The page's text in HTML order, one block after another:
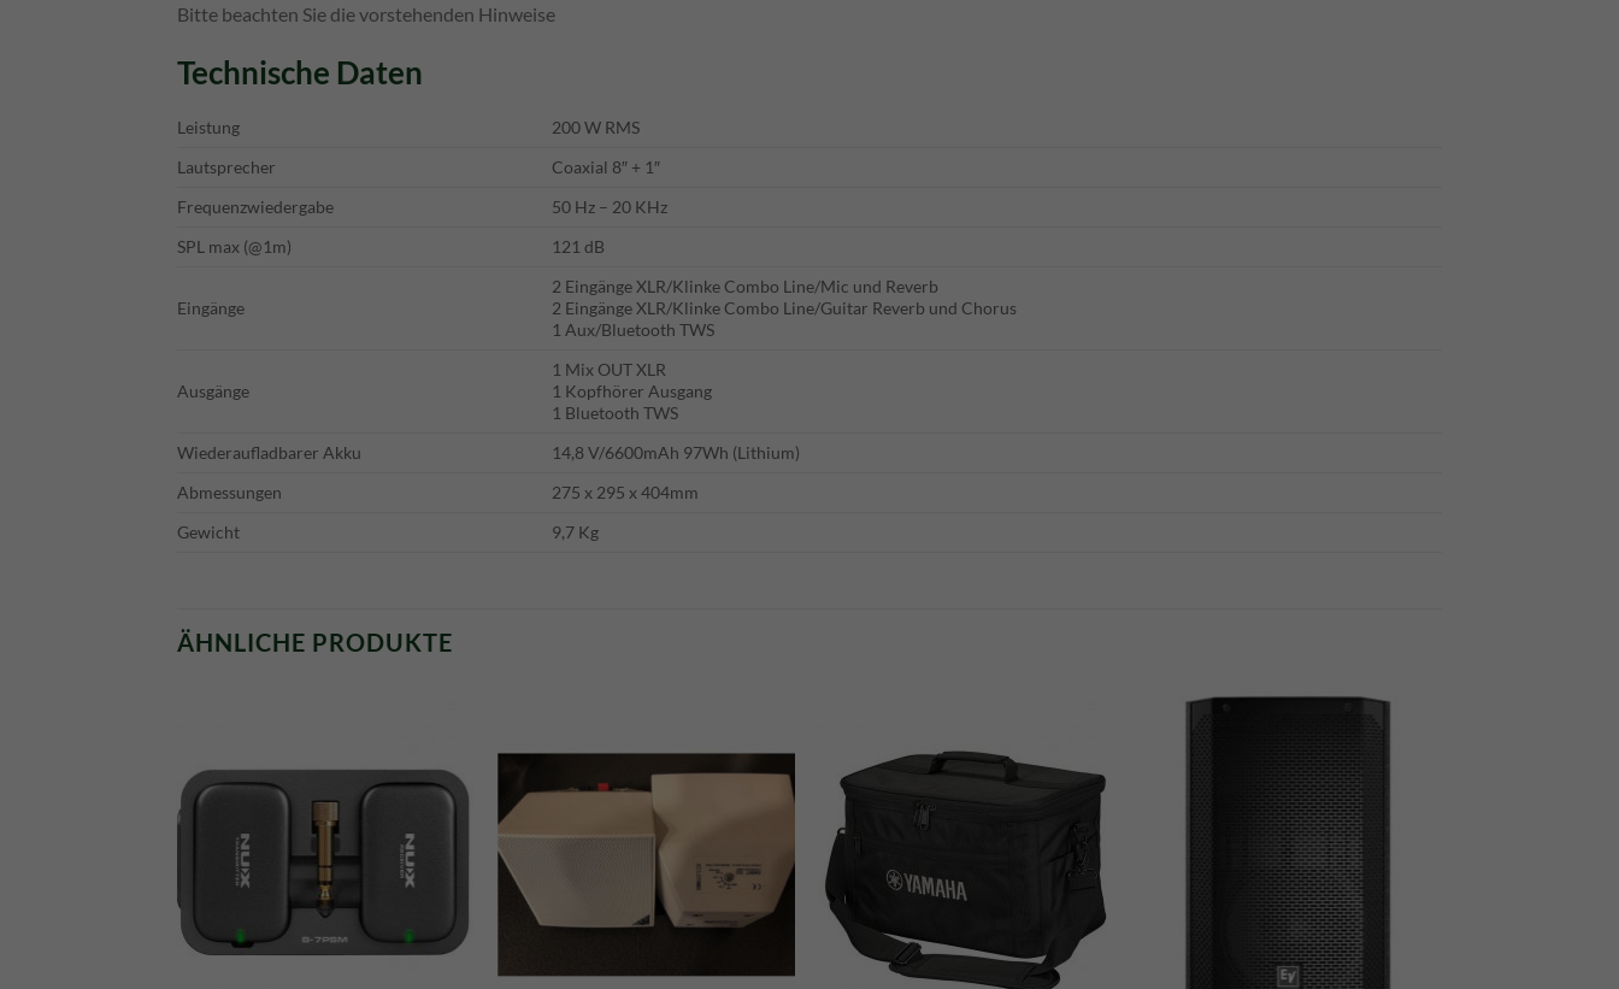
Bitte beachten Sie die vorstehenden Hinweise
Technische Daten
Leistung
200 W RMS
Lautsprecher
Coaxial 8″ + 1″
Frequenzwiedergabe
50 Hz – 20 KHz
SPL max (@1m)
121 dB
Eingänge
2 Eingänge XLR/Klinke Combo Line/Mic und Reverb
2 Eingänge XLR/Klinke Combo Line/Guitar Reverb und Chorus
1 Aux/Bluetooth TWS
Ausgänge
1 Mix OUT XLR
1 Kopfhörer Ausgang
1 Bluetooth TWS
Wiederaufladbarer Akku
14,8 V/6600mAh 97Wh (Lithium)
Abmessungen
275 x 295 x 404mm
Gewicht
9,7 Kg
ÄHNLICHE PRODUKTE